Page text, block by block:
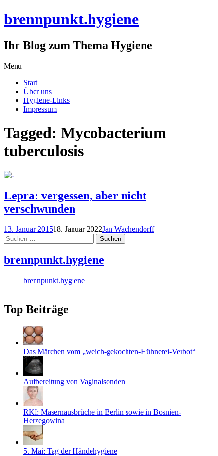
brennpunkt.hygiene
Ihr Blog zum Thema Hygiene
Menu
content
Start
Über uns
Hygiene-Links
Impressum
Tagged: Mycobacterium
tuberculosis
Lepra: vergessen, aber nicht
verschwunden
13. Januar 201518. Januar 2022Jan Wachendorff
Suchen
nach:
brennpunkt.hygiene
brennpunkt.hygiene
Top Beiträge
Das Märchen vom „weich-gekochten-Hühnerei-Verbot“
Aufbereitung von Vaginalsonden
RKI: Masernausbrüche in Berlin sowie in Bosnien-
Herzegowina
5. Mai: Tag der Händehygiene